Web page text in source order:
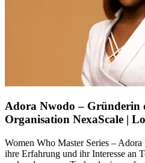
Adora Nwodo – Gründerin
Organisation NexaScale |
Women Who Master Series –
ihre Erfahrung und ihr Interesse an